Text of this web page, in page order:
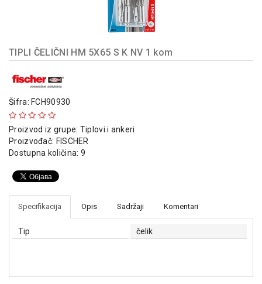
Instalacioni
materijal
Napajanja
kontrola
osvetljenja
Baterijska
TIPLI ČELIČNI HM 5X65 S K NV 1 kom
Šifra: FCH90930
Proizvod iz grupe: Tiplovi i ankeri
Proizvođač: FISCHER
Dostupna količina: 9
Specifikacija Opis Sadržaji Komentari
Tip čelik